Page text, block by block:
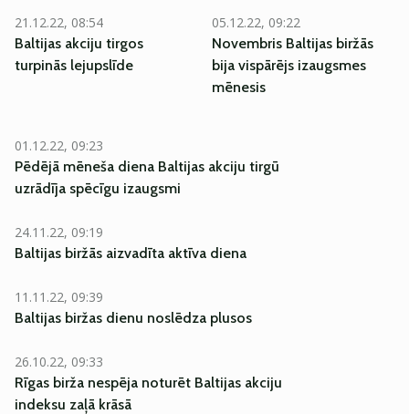
21.12.22, 08:54
Baltijas akciju tirgos
turpinās lejupslīde
05.12.22, 09:22
Novembris Baltijas biržās
bija vispārējs izaugsmes
mēnesis
01.12.22, 09:23
Pēdējā mēneša diena Baltijas akciju tirgū
uzrādīja spēcīgu izaugsmi
24.11.22, 09:19
Baltijas biržās aizvadīta aktīva diena
11.11.22, 09:39
Baltijas biržas dienu noslēdza plusos
26.10.22, 09:33
Rīgas birža nespēja noturēt Baltijas akciju
indeksu zaļā krāsā